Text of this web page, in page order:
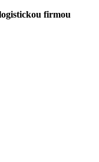
firmou